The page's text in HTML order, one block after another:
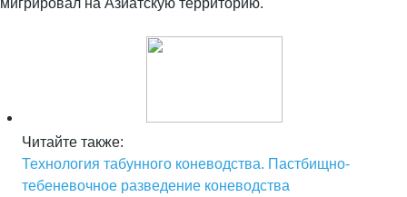
мигрировал на Азиатскую территорию.
Читайте также:
Технология табунного коневодства. Пастбищно-
тебеневочное разведение коневодства